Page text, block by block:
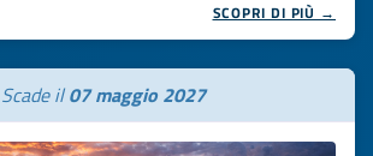
SCOPRI DI PIÙ →
Scade il07 maggio 2027